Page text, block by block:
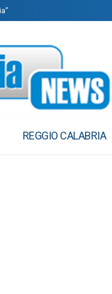
REGGIO CALABRIA